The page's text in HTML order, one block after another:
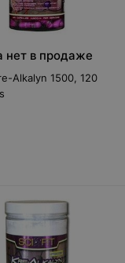
нет в продаже
Alkalyn 1500, 120